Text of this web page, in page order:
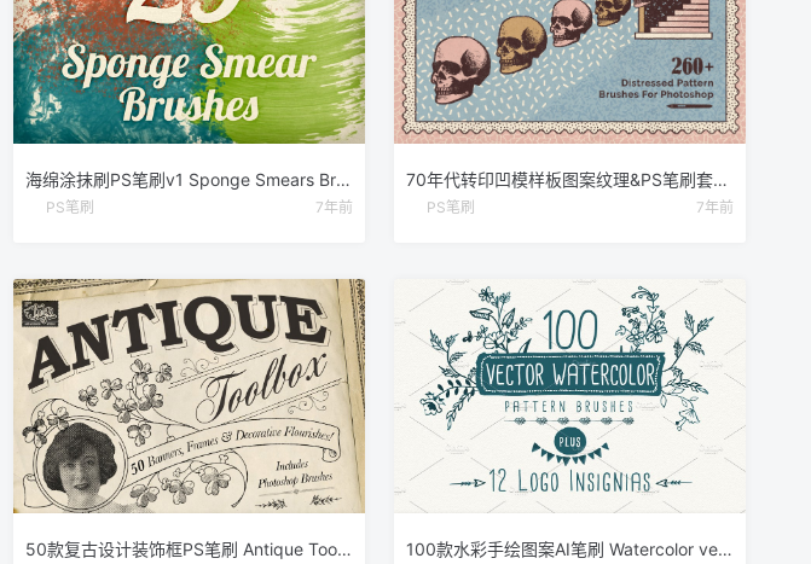
海绵涂抹刷PS笔刷v1 Sponge Smears Brush Pack 1
PS笔刷 7年前
70年代转印凹模样板图案纹理&PS笔刷套装 LITHOTONE Distressed Pattern Brushes
PS笔刷 7年前
50款复古设计装饰框PS笔刷 Antique Toolbox – 50 Vintage Brushes 100款水彩手绘图案AI笔刷 Watercolor vector pattern brushes